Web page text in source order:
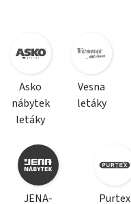
Asko
nábytek
letáky
Vesna
letáky
JENA-
Purtex